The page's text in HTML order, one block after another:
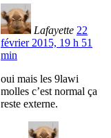
Lafayette 22
février 2015, 19 h 51
min
oui mais les 9lawi
molles c’est normal ça
reste externe.